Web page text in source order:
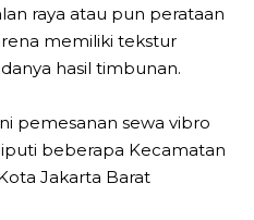
raya atau pun perataan
memiliki tekstur
hasil timbunan.
pemesanan sewa vibro
beberapa Kecamatan
Jakarta Barat